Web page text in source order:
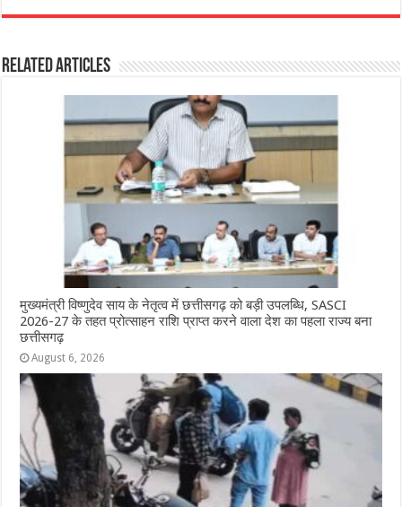
c
e
b
o
o
k
at
s
A
p
p
ss
n
g
e
r
itt
r
e
ra
m
ar
Related Articles
मुख्यमंत्री विष्णुदेव साय के नेतृत्व में छत्तीसगढ़ को बड़ी उपलब्धि, SASCI
2026-27 के तहत प्रोत्साहन राशि प्राप्त करने वाला देश का पहला राज्य बना
छत्तीसगढ़
August 6, 2026